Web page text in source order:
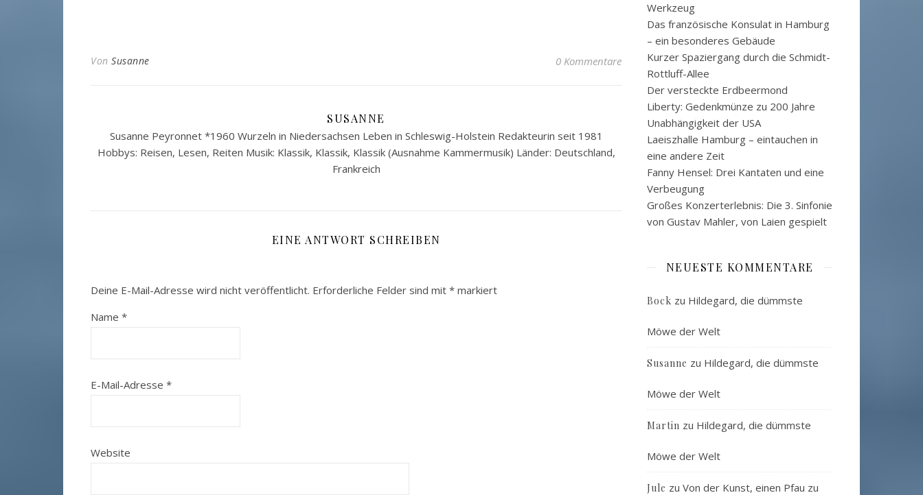
Von Susanne 0 Kommentare
SUSANNE
Susanne Peyronnet *1960 Wurzeln in Niedersachsen Leben in Schleswig-Holstein Redakteurin seit 1981
Hobbys: Reisen, Lesen, Reiten Musik: Klassik, Klassik, Klassik (Ausnahme Kammermusik) Länder: Deutschland,
Frankreich
EINE ANTWORT SCHREIBEN
Deine E-Mail-Adresse wird nicht veröffentlicht. Erforderliche Felder sind mit * markiert
Name *
E-Mail-Adresse *
Website
Werkzeug
Das französische Konsulat in Hamburg
– ein besonderes Gebäude
Kurzer Spaziergang durch die Schmidt-
Rottluff-Allee
Der versteckte Erdbeermond
Liberty: Gedenkmünze zu 200 Jahre
Unabhängigkeit der USA
Laeiszhalle Hamburg – eintauchen in
eine andere Zeit
Fanny Hensel: Drei Kantaten und eine
Verbeugung
Großes Konzerterlebnis: Die 3. Sinfonie
von Gustav Mahler, von Laien gespielt
NEUESTE KOMMENTARE
Bock zu Hildegard, die dümmste
Möwe der Welt
Susanne zu Hildegard, die dümmste
Möwe der Welt
Martin zu Hildegard, die dümmste
Möwe der Welt
Jule zu Von der Kunst, einen Pfau zu